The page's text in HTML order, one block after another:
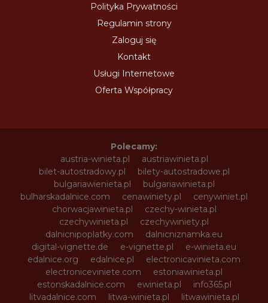
Polityka Prywatności
Regulamin strony
Zaloguj się
Kontakt
Usługi Internetowe
Oferta Współpracy
Polecamy:
austria-winieta.pl
austriawinieta.pl
bilet-autostradowy.pl
bilety-autostradowe.pl
bulgariawienieta.pl
bulgariawinieta.pl
bulharskadalnice.com
cenawiniety.pl
cenywiniet.pl
chorwacjawinieta.pl
czechy-winieta.pl
czechywinieta.pl
czechywiniety.pl
dalnicnipoplatky.com
dalnicniznamka.eu
digital-vignette.de
e-vignette.pl
e-winieta.eu
edalnice.org
edalnice.pl
electronicavinieta.com
electroniceviniete.com
estoniawinieta.pl
estonskadalnice.com
ewinieta.pl
info365.pl
litvadalnice.com
litwa-winieta.pl
litwawinieta.pl